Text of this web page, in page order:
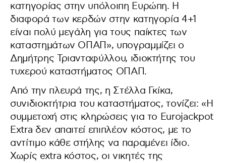
κατηγορίας στην υπόλοιπη Ευρώπη. Η
διαφορά των κερδών στην κατηγορία 4+1
είναι πολύ μεγάλη για τους παίκτες των
καταστημάτων ΟΠΑΠ», υπογραμμίζει ο
Δημήτρης Τριανταφύλλου, ιδιοκτήτης του
τυχερού καταστήματος ΟΠΑΠ.
Από την πλευρά της, η Στέλλα Γκίκα,
συνιδιοκτήτρια του καταστήματος, τονίζει: «Η
συμμετοχή στις κληρώσεις για το Eurojackpot
Extra δεν απαιτεί επιπλέον κόστος, με το
αντίτιμο κάθε στήλης να παραμένει ίδιο.
Χωρίς extra κόστος, οι νικητές της